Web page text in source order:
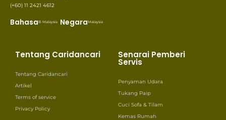
(+60) 11 2421 4612
BahasaB. Malaysia NegaraMalaysia
Tentang Caridancari
Tentang Caridancari
Artikel
Terms of service
Privacy Policy
Senarai Pemberi
Servis
Penyaman Udara
Tukang Paip
Cuci Sofa & Tilam
Kemas Rumah